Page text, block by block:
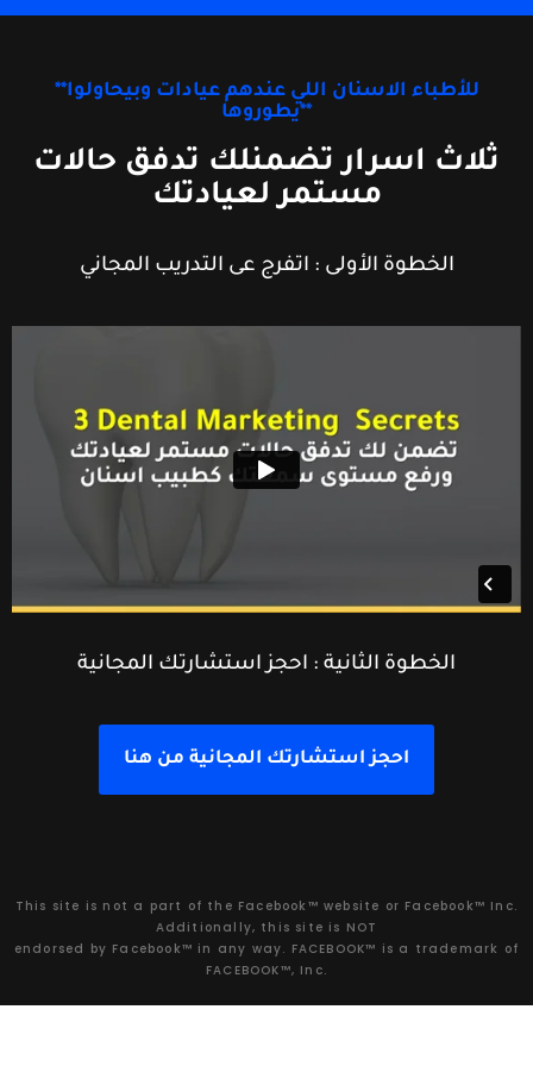
**للأطباء الاسنان اللي عندهم عيادات وبيحاولوا
يطوروها**
ثلاث اسرار تضمنلك تدفق حالات
مستمر لعيادتك
الخطوة الأولى : اتفرج عى التدريب المجاني
الخطوة الثانية : احجز استشارتك المجانية
احجز استشارتك المجانية من هنا
This site is not a part of the Facebook™ website or Facebook™ Inc.
Additionally, this site is NOT
endorsed by Facebook™ in any way. FACEBOOK™ is a trademark of
FACEBOOK™, Inc.